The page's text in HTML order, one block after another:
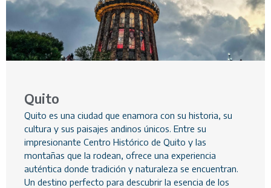
Quito
Quito es una ciudad que enamora con su historia, su
cultura y sus paisajes andinos únicos. Entre su
impresionante Centro Histórico de Quito y las
montañas que la rodean, ofrece una experiencia
auténtica donde tradición y naturaleza se encuentran.
Un destino perfecto para descubrir la esencia de los